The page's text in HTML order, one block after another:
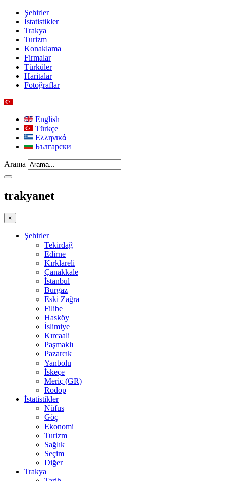
Şehirler
İstatistikler
Trakya
Turizm
Konaklama
Firmalar
Türküler
Haritalar
Fotoğraflar
English
Türkçe
Ελληνικά
Български
Arama
trakyanet
×
Şehirler
Tekirdağ
Edirne
Kırklareli
Çanakkale
İstanbul
Burgaz
Eski Zağra
Filibe
Hasköy
İslimiye
Kırcaali
Paşmaklı
Pazarcık
Yanbolu
İskeçe
Meriç (GR)
Rodop
İstatistikler
Nüfus
Göç
Ekonomi
Turizm
Sağlık
Seçim
Diğer
Trakya